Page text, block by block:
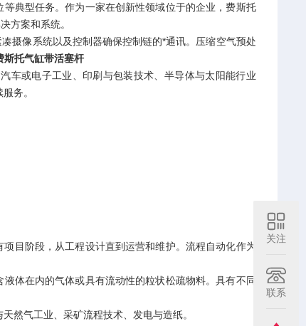
典型任务。作为一家在创新性领域位于的企业，费斯托
方案和系统。
摄像系统以及控制器确保控制链的*通讯。压缩空气预处
斯托气缸带活塞杆
车或电子工业、印刷与包装技术、半导体与太阳能行业
务。
目阶段，从工程设计直到运营和维护。流程自动化作为
体在内的气体或具有流动性的粒状松疏物料。具有不同
然气工业、采矿流程技术、发电与造纸。
关注
联系